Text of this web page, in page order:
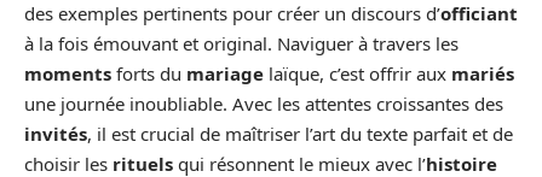
des exemples pertinents pour créer un discours d’officiant
à la fois émouvant et original. Naviguer à travers les
moments forts du mariage laïque, c’est offrir aux mariés
une journée inoubliable. Avec les attentes croissantes des
invités, il est crucial de maîtriser l’art du texte parfait et de
choisir les rituels qui résonnent le mieux avec l’histoire